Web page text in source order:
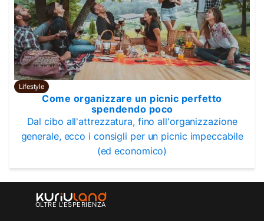
Lifestyle
Come organizzare un picnic perfetto
spendendo poco
Dal cibo all'attrezzatura, fino all'organizzazione
generale, ecco i consigli per un picnic impeccabile
(ed economico)
OLTRE L'ESPERIENZA